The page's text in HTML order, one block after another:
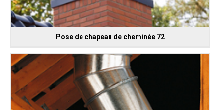
Pose de chapeau de cheminée 72